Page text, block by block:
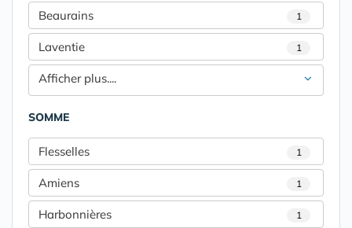
Beaurains 1
Laventie 1
Afficher plus....
SOMME
Flesselles 1
Amiens 1
Harbonnières 1